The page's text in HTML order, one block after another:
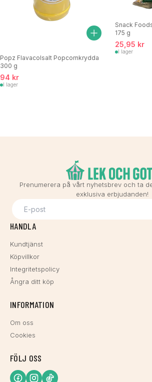
Popz Flavacolsalt Popcornkrydda
300 g
94 kr
I lager
Snack
175 g
25,95 kr
I lager
Prenumerera på vårt nyhetsbrev och ta
exklusiva erbjudanden!
HANDLA
Kundtjänst
Köpvillkor
Integritetspolicy
Ångra ditt köp
INFORMATION
Om oss
Cookies
FÖLJ OSS